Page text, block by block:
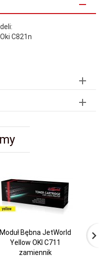
C821n
Moduł Bębna JetWorld
Yellow OKI C711
zamiennik